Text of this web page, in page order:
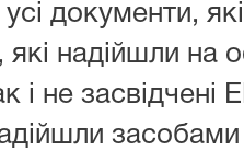
документи,
які надійшли на
і не